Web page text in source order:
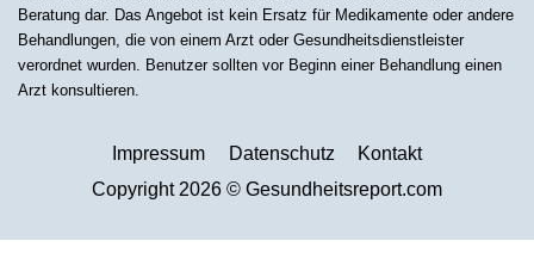
Beratung dar. Das Angebot ist kein Ersatz für Medikamente oder andere
Behandlungen, die von einem Arzt oder Gesundheitsdienstleister
verordnet wurden. Benutzer sollten vor Beginn einer Behandlung einen
Arzt konsultieren.
Impressum Datenschutz
Kontakt
Copyright 2026 © Gesundheitsreport.com